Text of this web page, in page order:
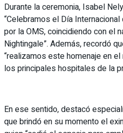
Durante la ceremonia, Isabel
“Celebramos el Día
por la OMS, coincidiendo con el
Nightingale”. Además, recordó
“realizamos este homenaje en
los principales hospitales de la
En ese sentido, destacó
que brindó en su momento el